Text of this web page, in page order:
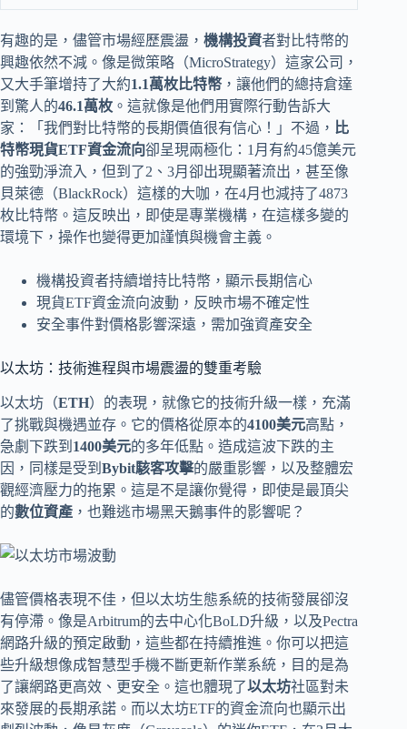
有趣的是，儘管市場經歷震盪， 機構投資者對比特幣的
興趣依然不減。像是微策略（MicroStrategy）這家公司，
又大手筆增持了大約1.1萬枚比特幣 ，讓他們的總持倉達
到驚人的46.1萬枚 。這就像是他們用實際行動告訴大
家：「我們對比特幣的長期價值很有信心！」不過， 比
特幣現貨ETF資金流向卻呈現兩極化：1月有約45億美元
的強勁淨流入，但到了2、3月卻出現顯著流出，甚至像
貝萊德（BlackRock）這樣的大咖，在4月也減持了4873
枚比特幣。這反映出，即使是專業機構，在這樣多變的
環境下，操作也變得更加謹慎與機會主義。
機構投資者持續增持比特幣，顯示長期信心
現貨ETF資金流向波動，反映市場不確定性
安全事件對價格影響深遠，需加強資產安全
以太坊：技術進程與市場震盪的雙重考驗
以太坊（ETH）的表現，就像它的技術升級一樣，充滿
了挑戰與機遇並存。它的價格從原本的4100美元高點，
急劇下跌到 1400美元的多年低點。造成這波下跌的主
因，同樣是受到 Bybit駭客攻擊的嚴重影響，以及整體宏
觀經濟壓力的拖累。這是不是讓你覺得，即使是最頂尖
的數位資產 ，也難逃市場黑天鵝事件的影響呢？
儘管價格表現不佳，但以太坊生態系統的技術發展卻沒
有停滯。像是Arbitrum的去中心化BoLD升級，以及Pectra
網路升級的預定啟動，這些都在持續推進。你可以把這
些升級想像成智慧型手機不斷更新作業系統，目的是為
了讓網路更高效、更安全。這也體現了以太坊社區對未
來發展的長期承諾。而以太坊ETF的資金流向也顯示出